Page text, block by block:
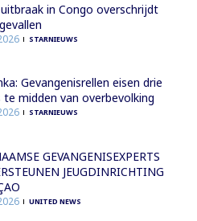
in Congo overschrijdt
STARNIEUWS
Gevangenisrellen eisen drie
te midden van overbevolking
STARNIEUWS
GEVANGENISEXPERTS
JEUGDINRICHTING
UNITED NEWS